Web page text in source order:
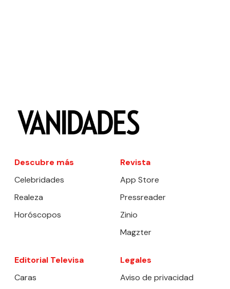
Descubre más
Celebridades
Realeza
Horóscopos
Revista
App Store
Pressreader
Zinio
Magzter
Editorial Televisa
Caras
Legales
Aviso de privacidad